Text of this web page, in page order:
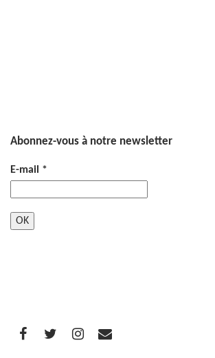
Abonnez-vous à notre newsletter
E-mail *